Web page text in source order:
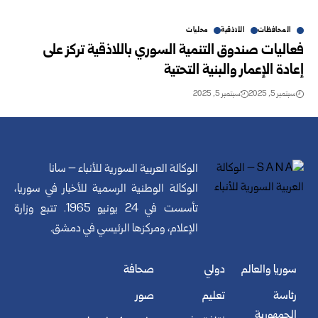
المحافظات اللاذقية محليات
فعاليات صندوق التنمية السوري باللاذقية تركز على
إعادة الإعمار والبنية التحتية
سبتمبر 5, 2025 سبتمبر 5, 2025
الوكالة العربية السورية للأنباء – سانا
الوكالة الوطنية الرسمية للأخبار في سوريا،
تأسست في 24 يونيو 1965. تتبع وزارة
الإعلام، ومركزها الرئيسي في دمشق.
سوريا والعالم
رئاسة
دولي
تعليم
صحافة
صور